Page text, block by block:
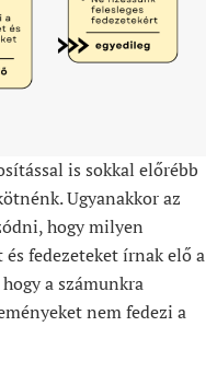
is sokkal előrébb
Ugyanakkor az
hogy milyen
fedezeteket írnak elő a
a számunkra
nem fedezi a